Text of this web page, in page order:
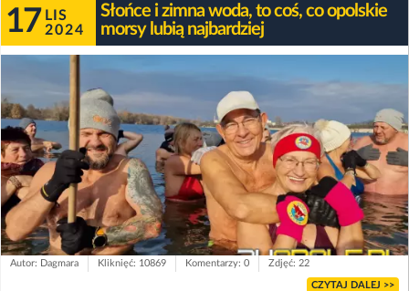
17 LIS
2024
Słońce i zimna woda, to coś, co opolskie
morsy lubią najbardziej
Autor: Dagmara Kliknięć: 10869 Komentarzy: 0 Zdjęć: 22
CZYTAJ DALEJ >>